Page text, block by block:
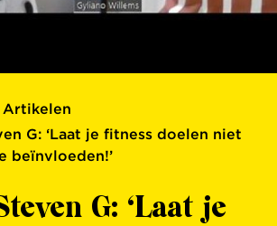
Artikelen
G: ‘Laat je fitness doelen niet
beïnvloeden!’
G: ‘Laat je